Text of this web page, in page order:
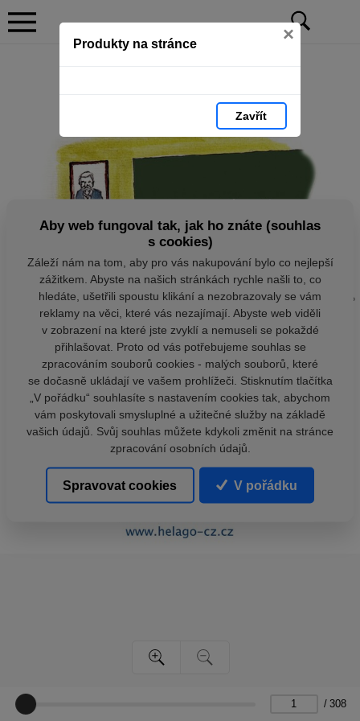
Produkty na stránce ×
Zavřít
/ 308
Aby web fungoval tak, jak ho znáte (souhlas
s cookies)
Záleží nám na tom, aby pro vás nakupování bylo co nejlepší
zážitkem. Abyste na našich stránkách rychle našli to, co
hledáte, ušetřili spoustu klikání a nezobrazovaly se vám
reklamy na věci, které vás nezajímají. Abyste web viděli
v zobrazení na které jste zvyklí a nemuseli se pokaždé
přihlašovat. Proto od vás potřebujeme souhlas se
zpracováním souborů cookies - malých souborů, které
se dočasně ukládají ve vašem prohlížeči. Stisknutím tlačítka
„V pořádku“ souhlasíte s nastavením cookies tak, abychom
vám poskytovali smysluplné a užitečné služby na základě
vašich údajů. Svůj souhlas můžete kdykoli změnit na stránce
zpracování osobních údajů.
Spravovat cookies V pořádku